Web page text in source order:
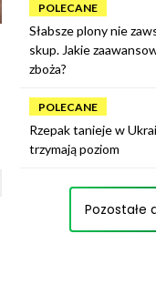
POLECANE
Słabsze plony nie
skup. Jakie
zboża?
POLECANE
Rzepak tanieje w
trzymają poziom
Pozostałe